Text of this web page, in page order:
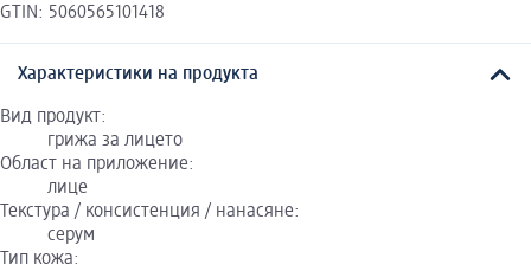
GTIN: 5060565101418
Характеристики на продукта
Вид продукт:
грижа за лицето
Област на приложение:
лице
Текстура / консистенция / нанасяне:
серум
Тип кожа: